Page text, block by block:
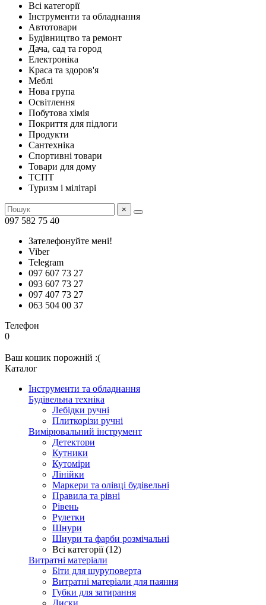
Всі категорії
Інструменти та обладнання
Автотовари
Будівництво та ремонт
Дача, сад та город
Електроніка
Краса та здоров'я
Меблі
Нова група
Освітлення
Побутова хімія
Покриття для підлоги
Продукти
Сантехніка
Спортивні товари
Товари для дому
ТСПТ
Туризм і мілітарі
×
097 582 75 40
Зателефонуйте мені!
Viber
Telegram
097 607 73 27
093 607 73 27
097 407 73 27
063 504 00 37
Телефон
0
Ваш кошик порожній :(
Каталог
Інструменти та обладнання
Будівельна техніка
Лебідки ручні
Плиткорізи ручні
Вимірювальний інструмент
Детектори
Кутники
Кутоміри
Лінійки
Маркери та олівці будівельні
Правила та рівні
Рівень
Рулетки
Шнури
Шнури та фарби розмічальні
Всі категорії (12)
Витратні матеріали
Біти для шуруповерта
Витратні матеріали для паяння
Губки для затирання
Диски